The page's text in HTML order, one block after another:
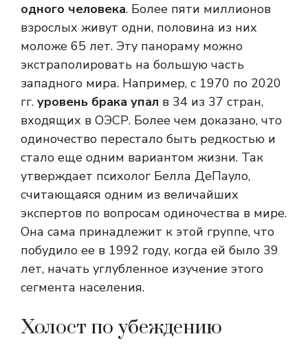
одного человека. Более пяти миллионов
взрослых живут одни, половина из них
моложе 65 лет. Эту панораму можно
экстраполировать на большую часть
западного мира. Например, с 1970 по 2020
гг. уровень брака упал в 34 из 37 стран,
входящих в ОЭСР. Более чем доказано, что
одиночество перестало быть редкостью и
стало еще одним вариантом жизни. Так
утверждает психолог Белла ДеПауло,
считающаяся одним из величайших
экспертов по вопросам одиночества в мире.
Она сама принадлежит к этой группе, что
побудило ее в 1992 году, когда ей было 39
лет, начать углубленное изучение этого
сегмента населения.
Холост по убеждению